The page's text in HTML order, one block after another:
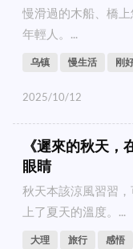
慢滑過的木船、橋
年輕人。...
乌镇 慢生活 刚
2025/10/12
《遲來的秋天
眼睛
秋天本該涼風習習
上了夏天的溫度。...
大理 旅行 感悟